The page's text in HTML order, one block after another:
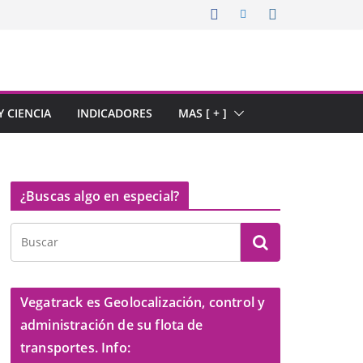
CIENCIA INDICADORES MAS [ + ]
¿Buscas algo en especial?
Vegatrack es Geolocalización, control y
administración de su flota de
transportes. Info: